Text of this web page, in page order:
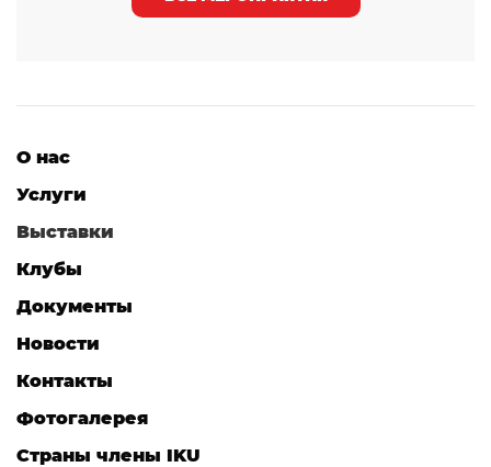
О нас
Услуги
Выставки
Клубы
Документы
Новости
Контакты
Фотогалерея
Страны члены IKU